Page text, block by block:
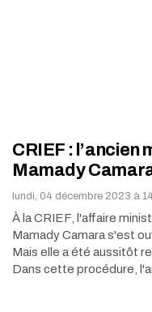
CRIEF :
Mamady
lundi, 04 décembre 2023 à
À la CRIEF, l'affaire
Mamady Camara s'est
Mais elle a été aussitôt
Dans cette procédure,